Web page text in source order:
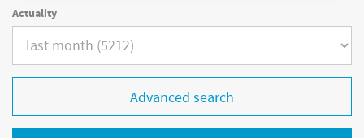
Actuality
Advanced search